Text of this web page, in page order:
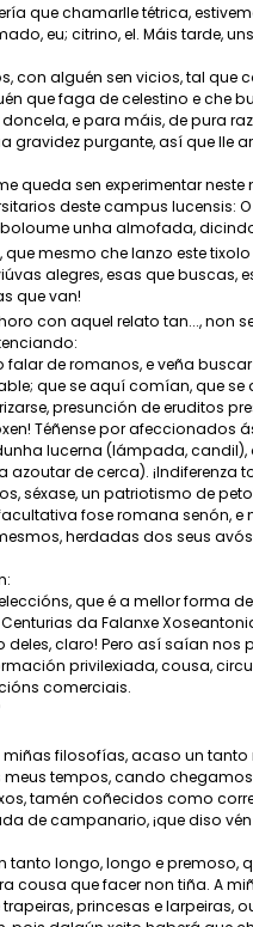
que chamarlle tétrica,
eu; citrino, el. Máis tarde,
con alguén sen vicios, tal que
que faga de celestino e che
e para máis, de pura
gravidez purgante, así que lle
queda sen experimentar
deste campus lucensis:
unha almofada,
mesmo che lanzo este
alegres, esas que buscas,
que van!
con aquel relato tan..., non
de romanos, e veña
que se aquí comían, que se
presunción de eruditos
Téñense por afeccionados
lucerna (lámpada,
de cerca). ¡Indiferenza
séxase, un patriotismo de
fose romana senón, e
herdadas dos seus
que é a mellor forma
da Falanxe
claro! Pero así saían nos
privilexiada, cousa,
comerciais.
filosofías, acaso un tanto
meus tempos, cando
tamén coñecidos como
de campanario, ¡que diso
longo, longo e premoso,
cousa que facer non tiña. A
princesas e larpeiras,